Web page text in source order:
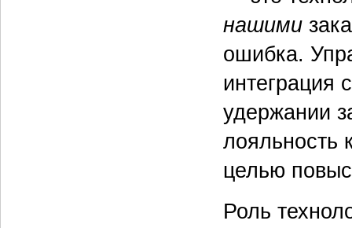
нашими
ошибка.
интеграция
удержании
лояльность
целью
Роль